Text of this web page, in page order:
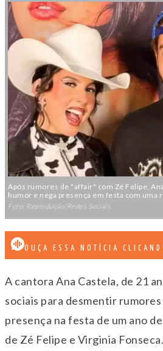
Após rumores de "affair" com Zé Felipe,
humor e nega presença em festa com uma
Foto: Reprodução/Redes Sociais
OUÇA ESSA NOTÍCIA
A cantora Ana Castela, de 21
sociais para desmentir
presença na festa de um ano
de Zé Felipe e Virginia